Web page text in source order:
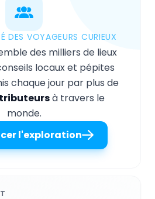
DES VOYAGEURS CURIEUX
des milliers de lieux
locaux et pépites
chaque jour par plus de
à travers le
monde.
l'exploration